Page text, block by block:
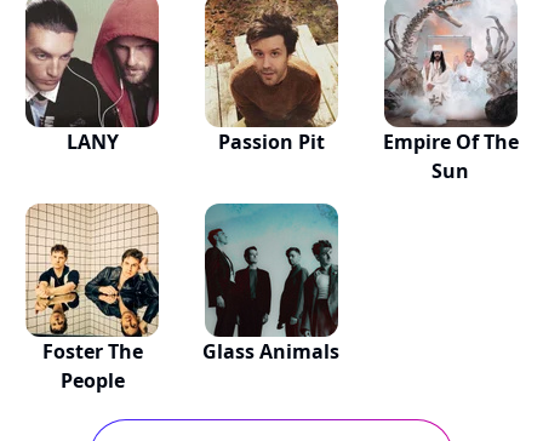
LANY Passion Pit
Empire Of The
Sun
Foster The
People
Glass Animals